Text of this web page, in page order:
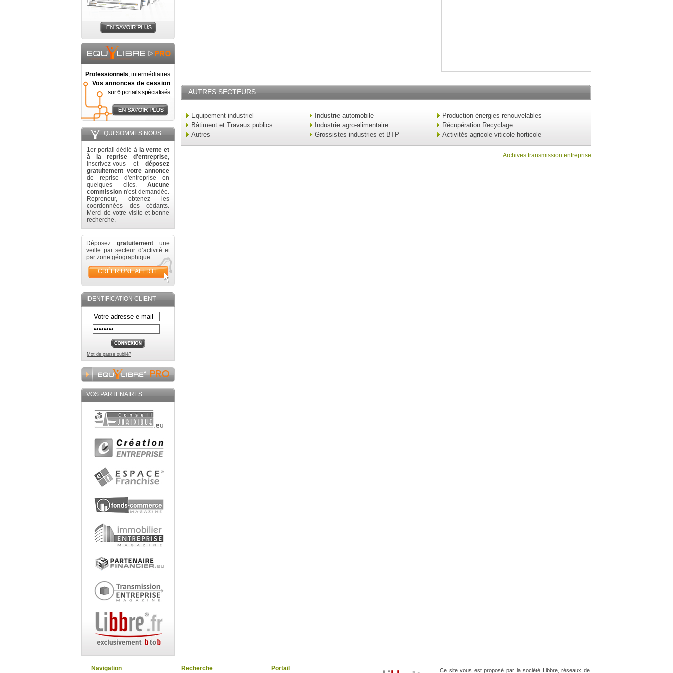
Professionnels, intermédiaires
Vos annonces de cession
sur 6 portails spécialisés
QUI SOMMES NOUS
1er portail dédié à la vente et
à la reprise d'entreprise,
inscrivez-vous et déposez
gratuitement votre annonce
de reprise d'entreprise en
quelques clics. Aucune
commission n'est demandée.
Repreneur, obtenez les
coordonnées des cédants.
Merci de votre visite et bonne
recherche.
Déposez gratuitement une
veille par secteur d’activité et
par zone géographique.
CRÉER UNE ALERTE
IDENTIFICATION CLIENT
Mot de passe oublié?
VOS PARTENAIRES
AUTRES SECTEURS :
Equipement industriel
Bâtiment et Travaux publics
Autres
Industrie automobile
Industrie agro-alimentaire
Grossistes industries et BTP
Production énergies renouvelables
Récupération Recyclage
Activités agricole viticole horticole
Archives transmission entreprise
Navigation Recherche Portail Ce site vous est proposé par la société Libbre, réseaux de